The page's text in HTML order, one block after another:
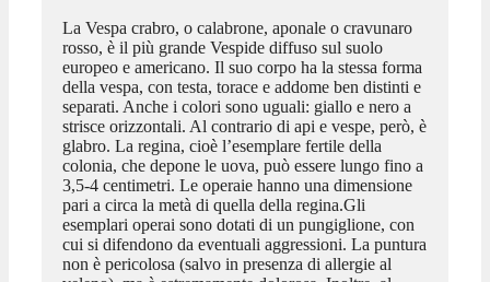
La Vespa crabro, o calabrone, aponale o cravunaro
rosso, è il più grande Vespide diffuso sul suolo
europeo e americano. Il suo corpo ha la stessa forma
della vespa, con testa, torace e addome ben distinti e
separati. Anche i colori sono uguali: giallo e nero a
strisce orizzontali. Al contrario di api e vespe, però, è
glabro. La regina, cioè l’esemplare fertile della
colonia, che depone le uova, può essere lungo fino a
3,5-4 centimetri. Le operaie hanno una dimensione
pari a circa la metà di quella della regina.Gli
esemplari operai sono dotati di un pungiglione, con
cui si difendono da eventuali aggressioni. La puntura
non è pericolosa (salvo in presenza di allergie al